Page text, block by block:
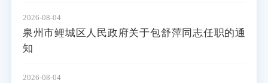
2026-08-04
泉州市鲤城区人民政府关于包舒萍同志任职的通
知
2026-08-04